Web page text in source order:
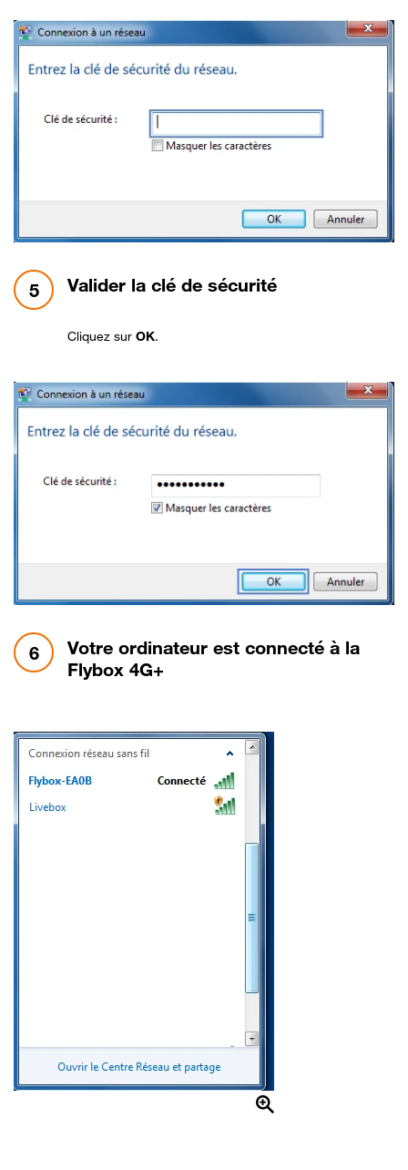
5 étape 5:
Valider la clé de sécurité
Cliquez sur OK.
6 étape 6:
Votre ordinateur est connecté à la
Flybox 4G+